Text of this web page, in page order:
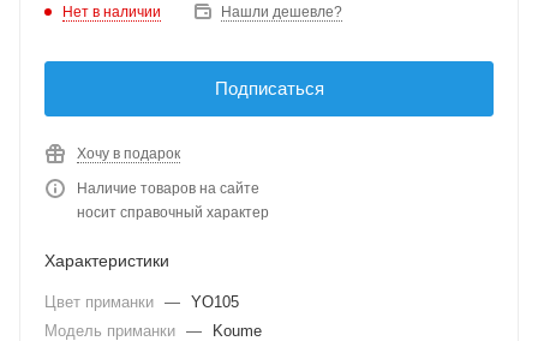
Нет в наличии Нашли дешевле?
Подписаться
Хочу в подарок
Наличие товаров на сайте
носит справочный характер
Характеристики
Цвет приманки — YO105
Модель приманки —
Koume